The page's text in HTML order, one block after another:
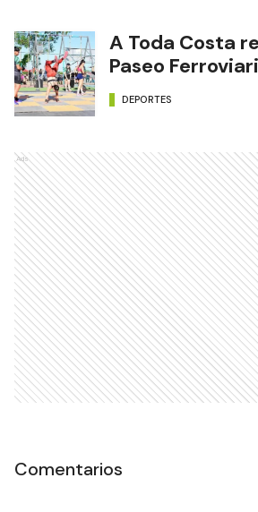
A Toda Costa
Paseo
DEPORTES
Ads
Comentarios